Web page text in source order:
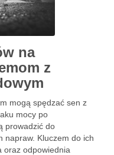
na
z
mogą spędzać sen z
mocy po
prowadzić do
napraw. Kluczem do ich
oraz odpowiednia